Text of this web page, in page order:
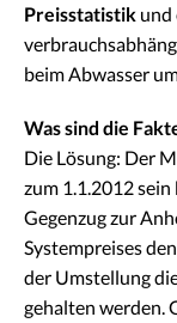
Preisstatistik und
beim Abwasser
Was sind die
Die Lösung: Der
zum 1.1.2012 sein
Gegenzug zur
Systempreises
der Umstellung
gehalten werden.